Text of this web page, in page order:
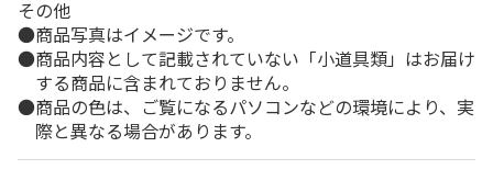
その他
商品写真はイメージです。
商品内容として記載されていない「小道具類」はお届け
する商品に含まれておりません。
商品の色は、ご覧になるパソコンなどの環境により、実
際と異なる場合があります。